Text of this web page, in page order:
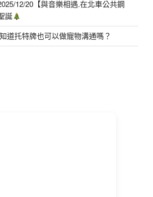
12/20【與音樂相遇.在北車公共鋼
誕
道托特牌也可以做寵物溝通嗎？